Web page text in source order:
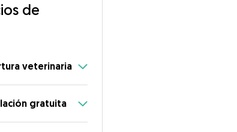
de
veterinaria
gratuita